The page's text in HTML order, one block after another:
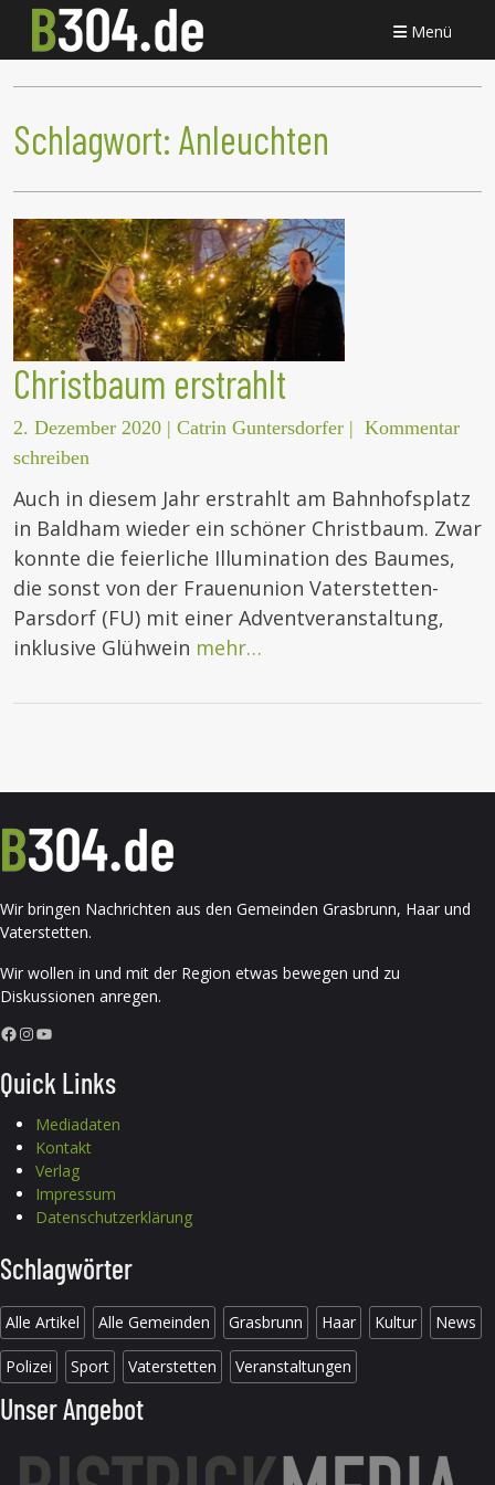
Menü
Schlagwort: Anleuchten
Christbaum erstrahlt
2. Dezember 2020 | Catrin Guntersdorfer | Kommentar
schreiben
Auch in diesem Jahr erstrahlt am Bahnhofsplatz
in Baldham wieder ein schöner Christbaum. Zwar
konnte die feierliche Illumination des Baumes,
die sonst von der Frauenunion Vaterstetten-
Parsdorf (FU) mit einer Adventveranstaltung,
inklusive Glühwein mehr…
Wir bringen Nachrichten aus den Gemeinden Grasbrunn, Haar und
Vaterstetten.
Wir wollen in und mit der Region etwas bewegen und zu
Diskussionen anregen.
Facebook InstagramYouTube
Quick Links
Mediadaten
Kontakt
Verlag
Impressum
Datenschutzerklärung
Schlagwörter
Alle Artikel Alle Gemeinden Grasbrunn Haar Kultur News
Polizei Sport Vaterstetten Veranstaltungen
Unser Angebot